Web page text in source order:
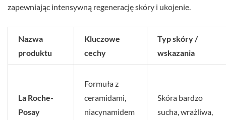
zapewniając intensywną regenerację skóry i ukojenie.
Nazwa
produktu
Kluczowe
cechy
Typ skóry /
wskazania
La Roche-
Posay
Formuła z
ceramidami,
niacynamidem
Skóra bardzo
sucha, wrażliwa,